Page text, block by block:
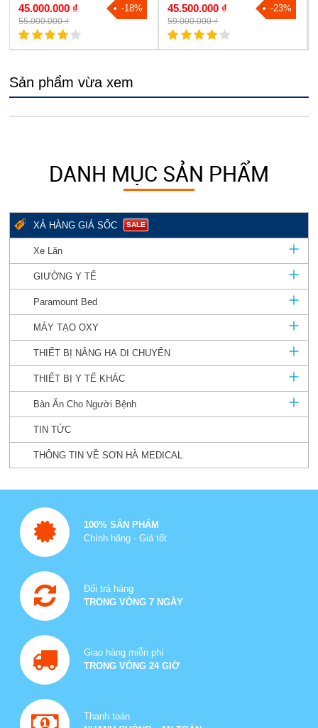
45.000.000 ₫
55.000.000 ₫
-18% 45.500.000 ₫
59.000.000 ₫
-23%
Sản phẩm vừa xem
DANH MỤC SẢN PHẨM
XẢ HÀNG GIÁ SỐC SALE
Xe Lăn
GIƯỜNG Y TẾ
Paramount Bed
MÁY TẠO OXY
THIẾT BỊ NÂNG HẠ DI CHUYỂN
THIẾT BỊ Y TẾ KHÁC
Bàn Ăn Cho Người Bệnh
TIN TỨC
THÔNG TIN VỀ SƠN HÀ MEDICAL
100% SẢN PHẨM
Chính hãng - Giá tốt
Đổi trả hàng
TRONG VÒNG 7 NGÀY
Giao hàng miễn phí
TRONG VÒNG 24 GIỜ
Thanh toán